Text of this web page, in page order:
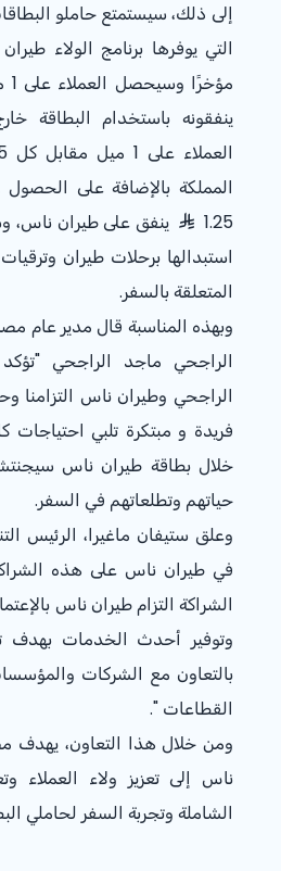
إلى ذلك، سيستمتع حاملو
التي يوفرها برنامج الولاء
مؤخرًا وسيحصل العملاء على 1 ميل مقابل كل .51
ينفقونه باستخدام البطاقة
العملاء على 1 ميل مقابل كل 2.5
1.25
ينفق على طيران ناس،
استبدالها برحلات طيران
المتعلقة بالسفر.
وبهذه المناسبة قال مدير عام
الراجحي ماجد الراجحي
الراجحي وطيران ناس التزامنا
فريدة و مبتكرة تلبي احتياجات
خلال بطاقة طيران ناس
حياتهم وتطلعاتهم في السفر.
وعلق ستيفان ماغيرا، الرئيس
في طيران ناس على هذه
الشراكة التزام طيران ناس
وتوفير أحدث الخدمات بهدف
بالتعاون مع الشركات
القطاعات ".
ومن خلال هذا التعاون، يهدف
ناس إلى تعزيز ولاء العملاء
الشاملة وتجربة السفر لحاملي